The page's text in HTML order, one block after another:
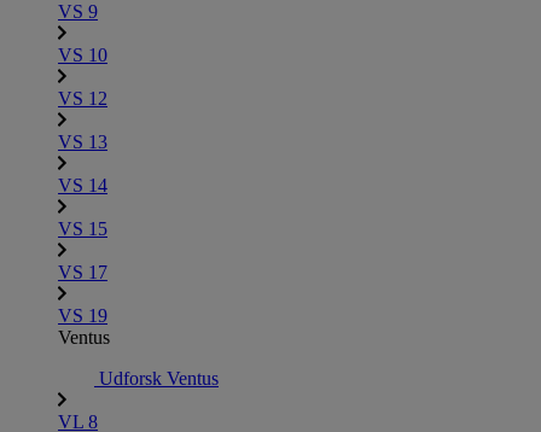
VS 9
VS 10
VS 12
VS 13
VS 14
VS 15
VS 17
VS 19
Ventus
Udforsk Ventus
VL 8